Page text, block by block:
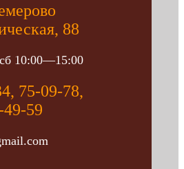
88
10:00—15:00
75-09-78,
59